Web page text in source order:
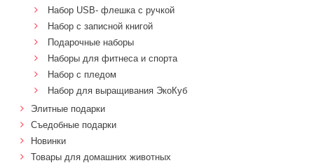
Набор USB- флешка с ручкой
Набор с записной книгой
Подарочные наборы
Наборы для фитнеса и спорта
Набор с пледом
Набор для выращивания ЭкоКуб
Элитные подарки
Cъедобные подарки
Новинки
Товары для домашних животных